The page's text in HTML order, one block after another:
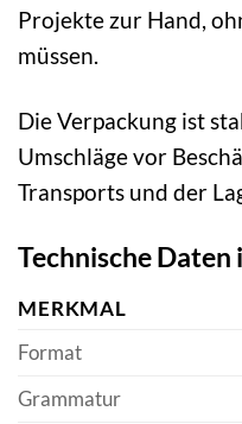
Projekte zur Hand,
müssen.
Die Verpackung ist
Umschläge vor
Transports und der
Technische
MERKMAL
Format
Grammatur